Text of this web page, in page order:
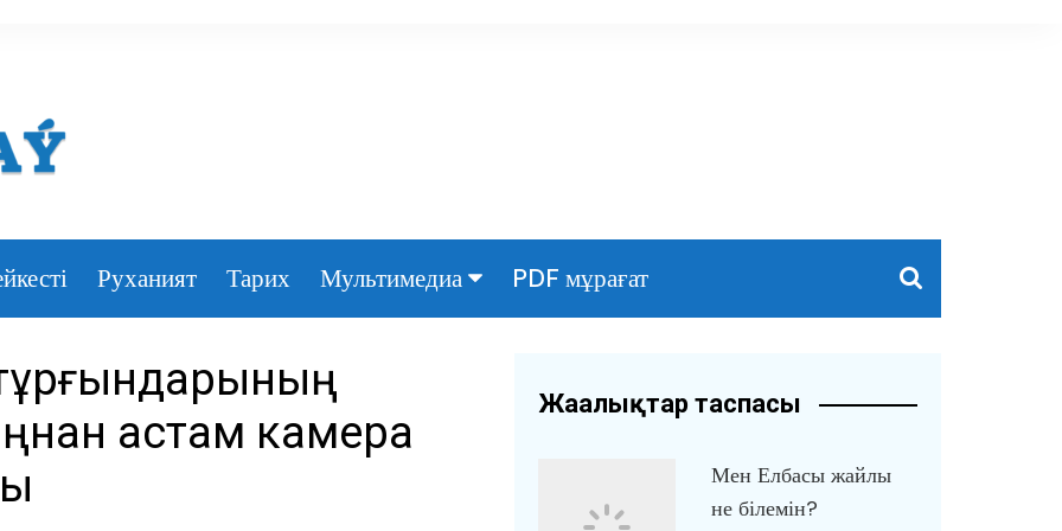
Руханият Тарих Мультимедиа
Видео
PDF мұрағат
астам камера
Жаңалықтар таспасы
Мен Елбасы жайлы
не білемін?